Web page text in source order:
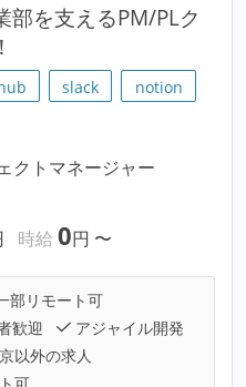
部を支えるPM/PLク
slack
notion
クトマネージャー
時給 0円 〜
部リモート可
歓迎
アジャイル開発
以外の求人
可